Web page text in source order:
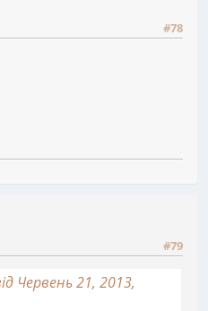
#78
#79
Червень 21, 2013,